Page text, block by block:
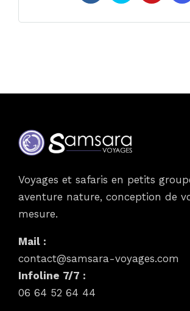
Voyages et safaris en petits
aventure nature, conception de
mesure.
Mail :
contact@samsara-voyages.com
Infoline 7/7 :
06 64 52 64 44